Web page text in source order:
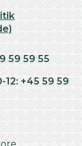
59 59 55
+45 59 59